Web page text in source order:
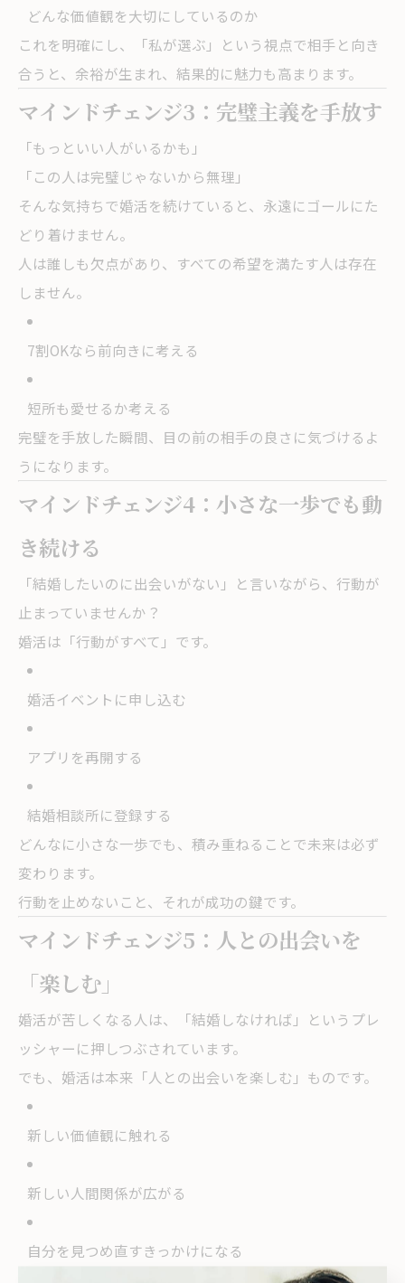
どんな価値観を大切にしているのか
これを明確にし、「私が選ぶ」という視点で相手と向き
合うと、余裕が生まれ、結果的に魅力も高まります。
マインドチェンジ3：完璧主義を手放す
「もっといい人がいるかも」
「この人は完璧じゃないから無理」
そんな気持ちで婚活を続けていると、永遠にゴールにた
どり着けません。
人は誰しも欠点があり、すべての希望を満たす人は存在
しません。
7割OKなら前向きに考える
短所も愛せるか考える
完璧を手放した瞬間、目の前の相手の良さに気づけるよ
うになります。
マインドチェンジ4：小さな一歩でも動
き続ける
「結婚したいのに出会いがない」と言いながら、行動が
止まっていませんか？
婚活は「行動がすべて」です。
婚活イベントに申し込む
アプリを再開する
結婚相談所に登録する
どんなに小さな一歩でも、積み重ねることで未来は必ず
変わります。
行動を止めないこと、それが成功の鍵です。
マインドチェンジ5：人との出会いを
「楽しむ」
婚活が苦しくなる人は、「結婚しなければ」というプレ
ッシャーに押しつぶされています。
でも、婚活は本来「人との出会いを楽しむ」ものです。
新しい価値観に触れる
新しい人間関係が広がる
自分を見つめ直すきっかけになる